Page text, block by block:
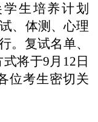
生培养计划
、体测、心理
。复试名单、
将于9月1 2 日
位考生密切关